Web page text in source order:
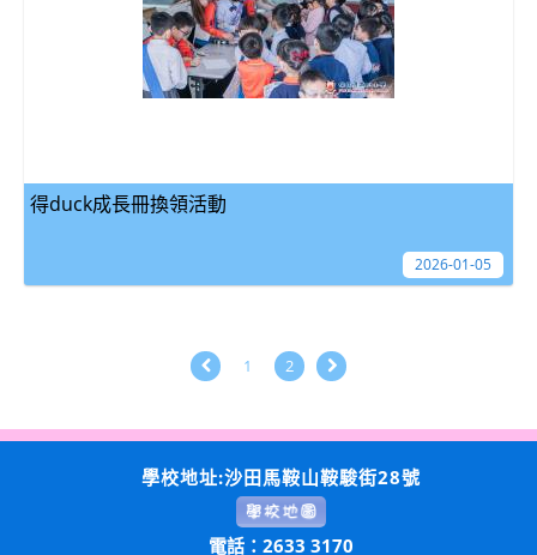
得duck成長冊換領活動
2026-01-05
1 2
學校地址:沙田馬鞍山鞍駿街28號
電話：2633 3170